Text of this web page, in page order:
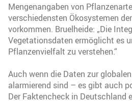
Mengenangaben von
verschiedensten Ökosystemen
vorkommen. Bruelheide: „Die
Vegetationsdaten ermöglicht es
Pflanzenvielfalt zu verstehen.“
Auch wenn die Daten zur
alarmierend sind – es gibt auch
Der Faktencheck in Deutschland